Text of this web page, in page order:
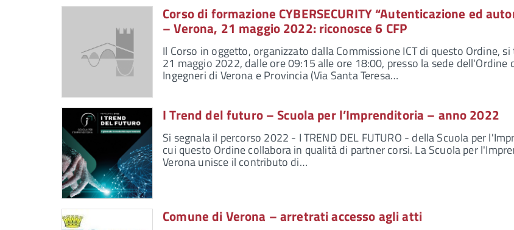
Corso di formazione CYBERSECURITY “Autenticazione ed
– Verona, 21 maggio 2022: riconosce 6 CFP
Il Corso in oggetto, organizzato dalla Commissione ICT di questo Ordine,
21 maggio 2022, dalle ore 09:15 alle ore 18:00, presso la sede dell'Ordine
Ingegneri di Verona e Provincia (Via Santa Teresa…
I Trend del futuro – Scuola per l’Imprenditoria – anno 2022
Si segnala il percorso 2022 - I TREND DEL FUTURO - della Scuola per
cui questo Ordine collabora in qualità di partner corsi. La Scuola per
Verona unisce il contributo di…
Comune di Verona – arretrati accesso agli atti